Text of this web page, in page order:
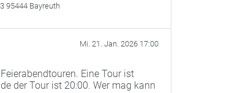
95444 Bayreuth
Mi. 21. Jan. 2026 17:00
Eine Tour ist
der Tour ist 20:00. Wer mag kann